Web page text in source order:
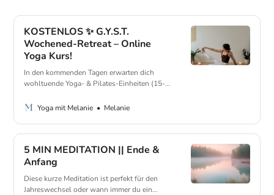
KOSTENLOS ✨ G.Y.S.T.
Wochened-Retreat – Online
Yoga Kurs!
In den kommenden Tagen erwarten dich
wohltuende Yoga- & Pilates-Einheiten (15-
Journaling-Sessions. Viel Spaß!
Yoga mit Melanie Melanie
5 MIN MEDITATION || Ende &
Anfang
Diese kurze Meditation ist perfekt für den
Jahreswechsel oder wann immer du ein